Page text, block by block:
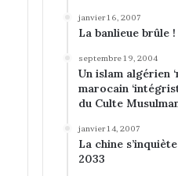
janvier 16, 2007
La banlieue brûle
septembre 19, 2004
Un islam algérien
marocain
du Culte
janvier 14, 2007
La chine
2033